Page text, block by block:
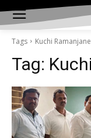
Tags Kuchi
Tag: